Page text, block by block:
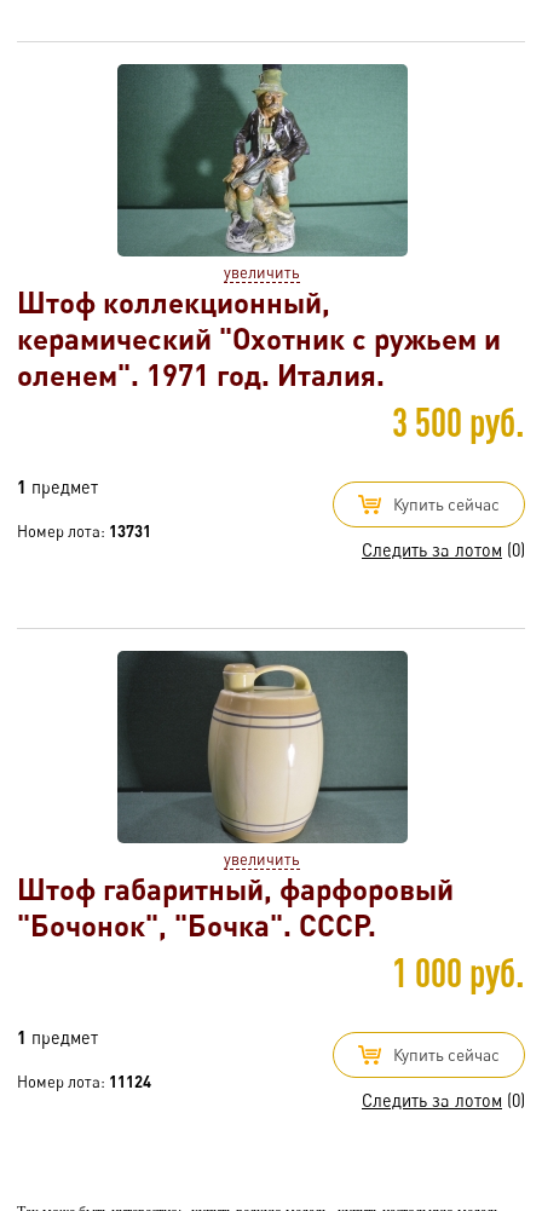
увеличить
Штоф коллекционный,
керамический "Охотник с ружьем и
оленем". 1971 год. Италия.
3 500 руб.
1 предмет
Номер лота: 13731
Купить сейчас
Следить за лотом (0)
увеличить
Штоф габаритный, фарфоровый
"Бочонок", "Бочка". СССР.
1 000 руб.
1 предмет
Номер лота: 11124
Купить сейчас
Следить за лотом (0)